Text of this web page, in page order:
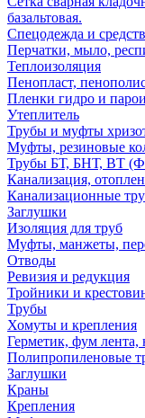
базальтовая.
Спецодежда и
Перчатки, мыло,
Теплоизоляция
Пенопласт,
Пленки гидро и
Утеплитель
Трубы и муфты
Муфты, резиновые
Трубы БТ, БНТ, ВТ
Канализация,
Канализационные
Заглушки
Изоляция для труб
Муфты, манжеты,
Отводы
Ревизия и редукция
Тройники и
Трубы
Хомуты и крепления
Герметик, фум лента,
Полипропиленовые
Заглушки
Краны
Крепления